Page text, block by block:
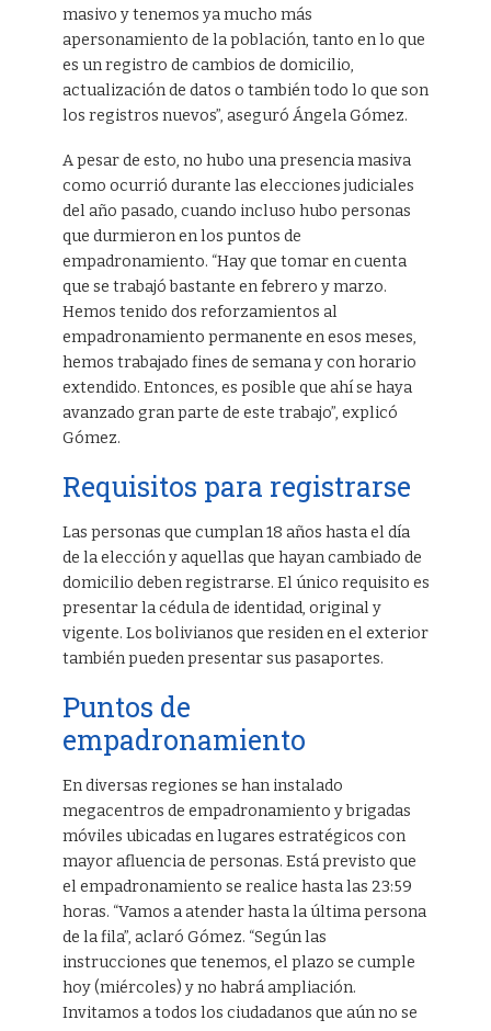
masivo y tenemos ya mucho más
apersonamiento de la población, tanto en lo que
es un registro de cambios de domicilio,
actualización de datos o también todo lo que son
los registros nuevos”, aseguró Ángela Gómez.
A pesar de esto, no hubo una presencia masiva
como ocurrió durante las elecciones judiciales
del año pasado, cuando incluso hubo personas
que durmieron en los puntos de
empadronamiento. “Hay que tomar en cuenta
que se trabajó bastante en febrero y marzo.
Hemos tenido dos reforzamientos al
empadronamiento permanente en esos meses,
hemos trabajado fines de semana y con horario
extendido. Entonces, es posible que ahí se haya
avanzado gran parte de este trabajo”, explicó
Gómez.
Requisitos para registrarse
Las personas que cumplan 18 años hasta el día
de la elección y aquellas que hayan cambiado de
domicilio deben registrarse. El único requisito es
presentar la cédula de identidad, original y
vigente. Los bolivianos que residen en el exterior
también pueden presentar sus pasaportes.
Puntos de
empadronamiento
En diversas regiones se han instalado
megacentros de empadronamiento y brigadas
móviles ubicadas en lugares estratégicos con
mayor afluencia de personas. Está previsto que
el empadronamiento se realice hasta las 23:59
horas. “Vamos a atender hasta la última persona
de la fila”, aclaró Gómez. “Según las
instrucciones que tenemos, el plazo se cumple
hoy (miércoles) y no habrá ampliación.
Invitamos a todos los ciudadanos que aún no se